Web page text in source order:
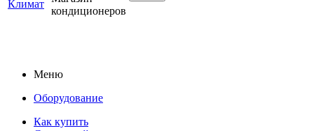
кондиционеров
Меню
Оборудование
Как купить